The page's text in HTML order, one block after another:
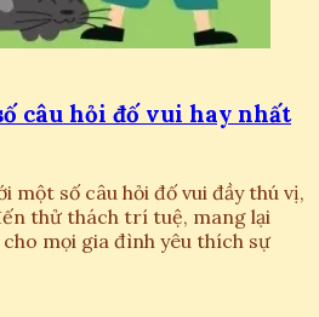
câu hỏi đố vui hay nhất
số câu hỏi đố vui đầy thú vị,
thử thách trí tuệ, mang lại
mọi gia đình yêu thích sự